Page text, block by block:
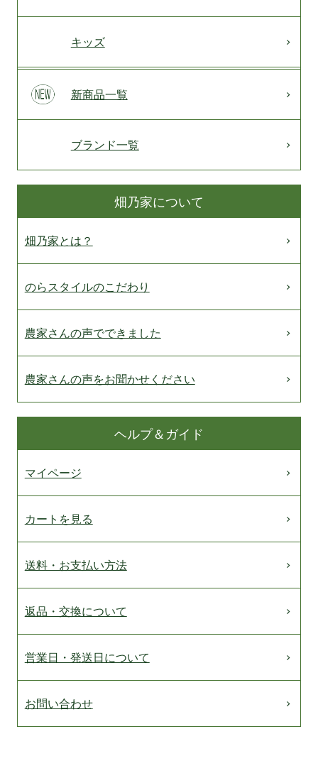
キッズ
新商品一覧
ブランド一覧
畑乃家について
畑乃家とは？
のらスタイルのこだわり
農家さんの声でできました
農家さんの声をお聞かせください
ヘルプ＆ガイド
マイページ
カートを見る
送料・お支払い方法
返品・交換について
営業日・発送日について
お問い合わせ